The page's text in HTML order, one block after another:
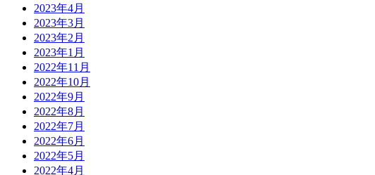
2023年4月
2023年3月
2023年2月
2023年1月
2022年11月
2022年10月
2022年9月
2022年8月
2022年7月
2022年6月
2022年5月
2022年4月